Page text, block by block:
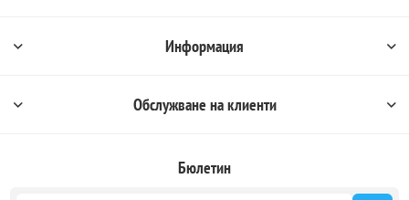
Информация
Обслужване на клиенти
Бюлетин